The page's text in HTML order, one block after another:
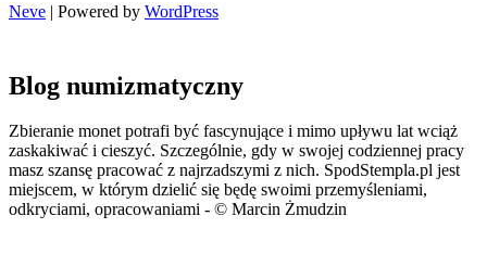
Neve | Powered by WordPress
Blog numizmatyczny
Zbieranie monet potrafi być fascynujące i mimo upływu lat wciąż
zaskakiwać i cieszyć. Szczególnie, gdy w swojej codziennej pracy
masz szansę pracować z najrzadszymi z nich. SpodStempla.pl jest
miejscem, w którym dzielić się będę swoimi przemyśleniami,
odkryciami, opracowaniami - © Marcin Żmudzin